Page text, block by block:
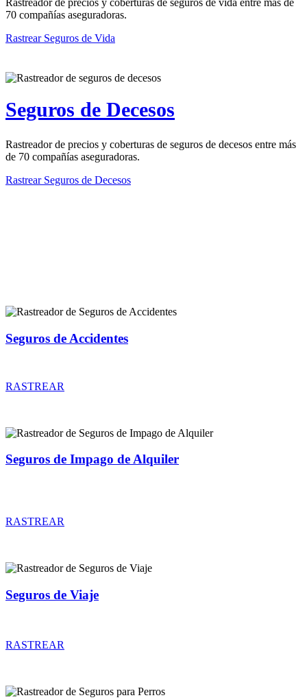
Rastreador de precios y coberturas de seguros de vida entre más de
70 compañías aseguradoras.
Rastrear Seguros de Vida
Seguros de Decesos
Rastreador de precios y coberturas de seguros de decesos entre más
de 70 compañías aseguradoras.
Rastrear Seguros de Decesos
Seguros de Accidentes
RASTREAR
Seguros de Impago de Alquiler
RASTREAR
Seguros de Viaje
RASTREAR